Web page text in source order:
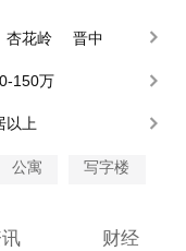
杏花岭
晋中
150万
以上
公寓 写字楼
财经